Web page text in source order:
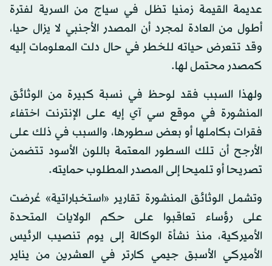
عديمة القيمة زمنيا تظل في سياج من السرية لفترة
أطول من العادة لمجرد أن المصدر الأجنبي لا يزال حيا،
وقد تتعرض حياته للخطر في حال دلت المعلومات إليه
كمصدر محتمل لها.
ولهذا السبب فقد لوحظ في نسبة كبيرة من الوثائق
المنشورة في موقع سي آي إيه على الإنترنت اختفاء
فقرات بكاملها أو بعض سطورها، والسبب في ذلك على
الأرجح أن تلك السطور المعتمة باللون الأسود تتضمن
تصريحا أو تلميحا إلى المصدر المطلوب حمايته.
وتشمل الوثائق المنشورة تقارير «استخباراتية» عُرضت
على رؤساء تعاقبوا على حكم الولايات المتحدة
الأميركية، منذ نشأة الوكالة إلى يوم تنصيب الرئيس
الأميركي الأسبق جيمي كارتر في العشرين من يناير